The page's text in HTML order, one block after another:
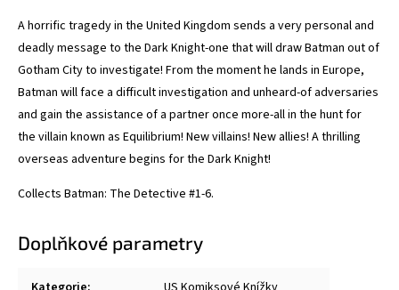
A horrific tragedy in the United Kingdom sends a very personal and
deadly message to the Dark Knight-one that will draw Batman out of
Gotham City to investigate! From the moment he lands in Europe,
Batman will face a difficult investigation and unheard-of adversaries
and gain the assistance of a partner once more-all in the hunt for
the villain known as Equilibrium! New villains! New allies! A thrilling
overseas adventure begins for the Dark Knight!
Collects Batman: The Detective #1-6.
Doplňkové parametry